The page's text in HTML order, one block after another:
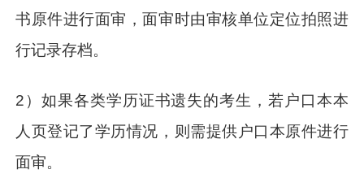
书原件进行面审，面审时由审核单位定位拍照进
行记录存档。
2）如果各类学历证书遗失的考生，若户口本本
人页登记了学历情况，则需提供户口本原件进行
面审。